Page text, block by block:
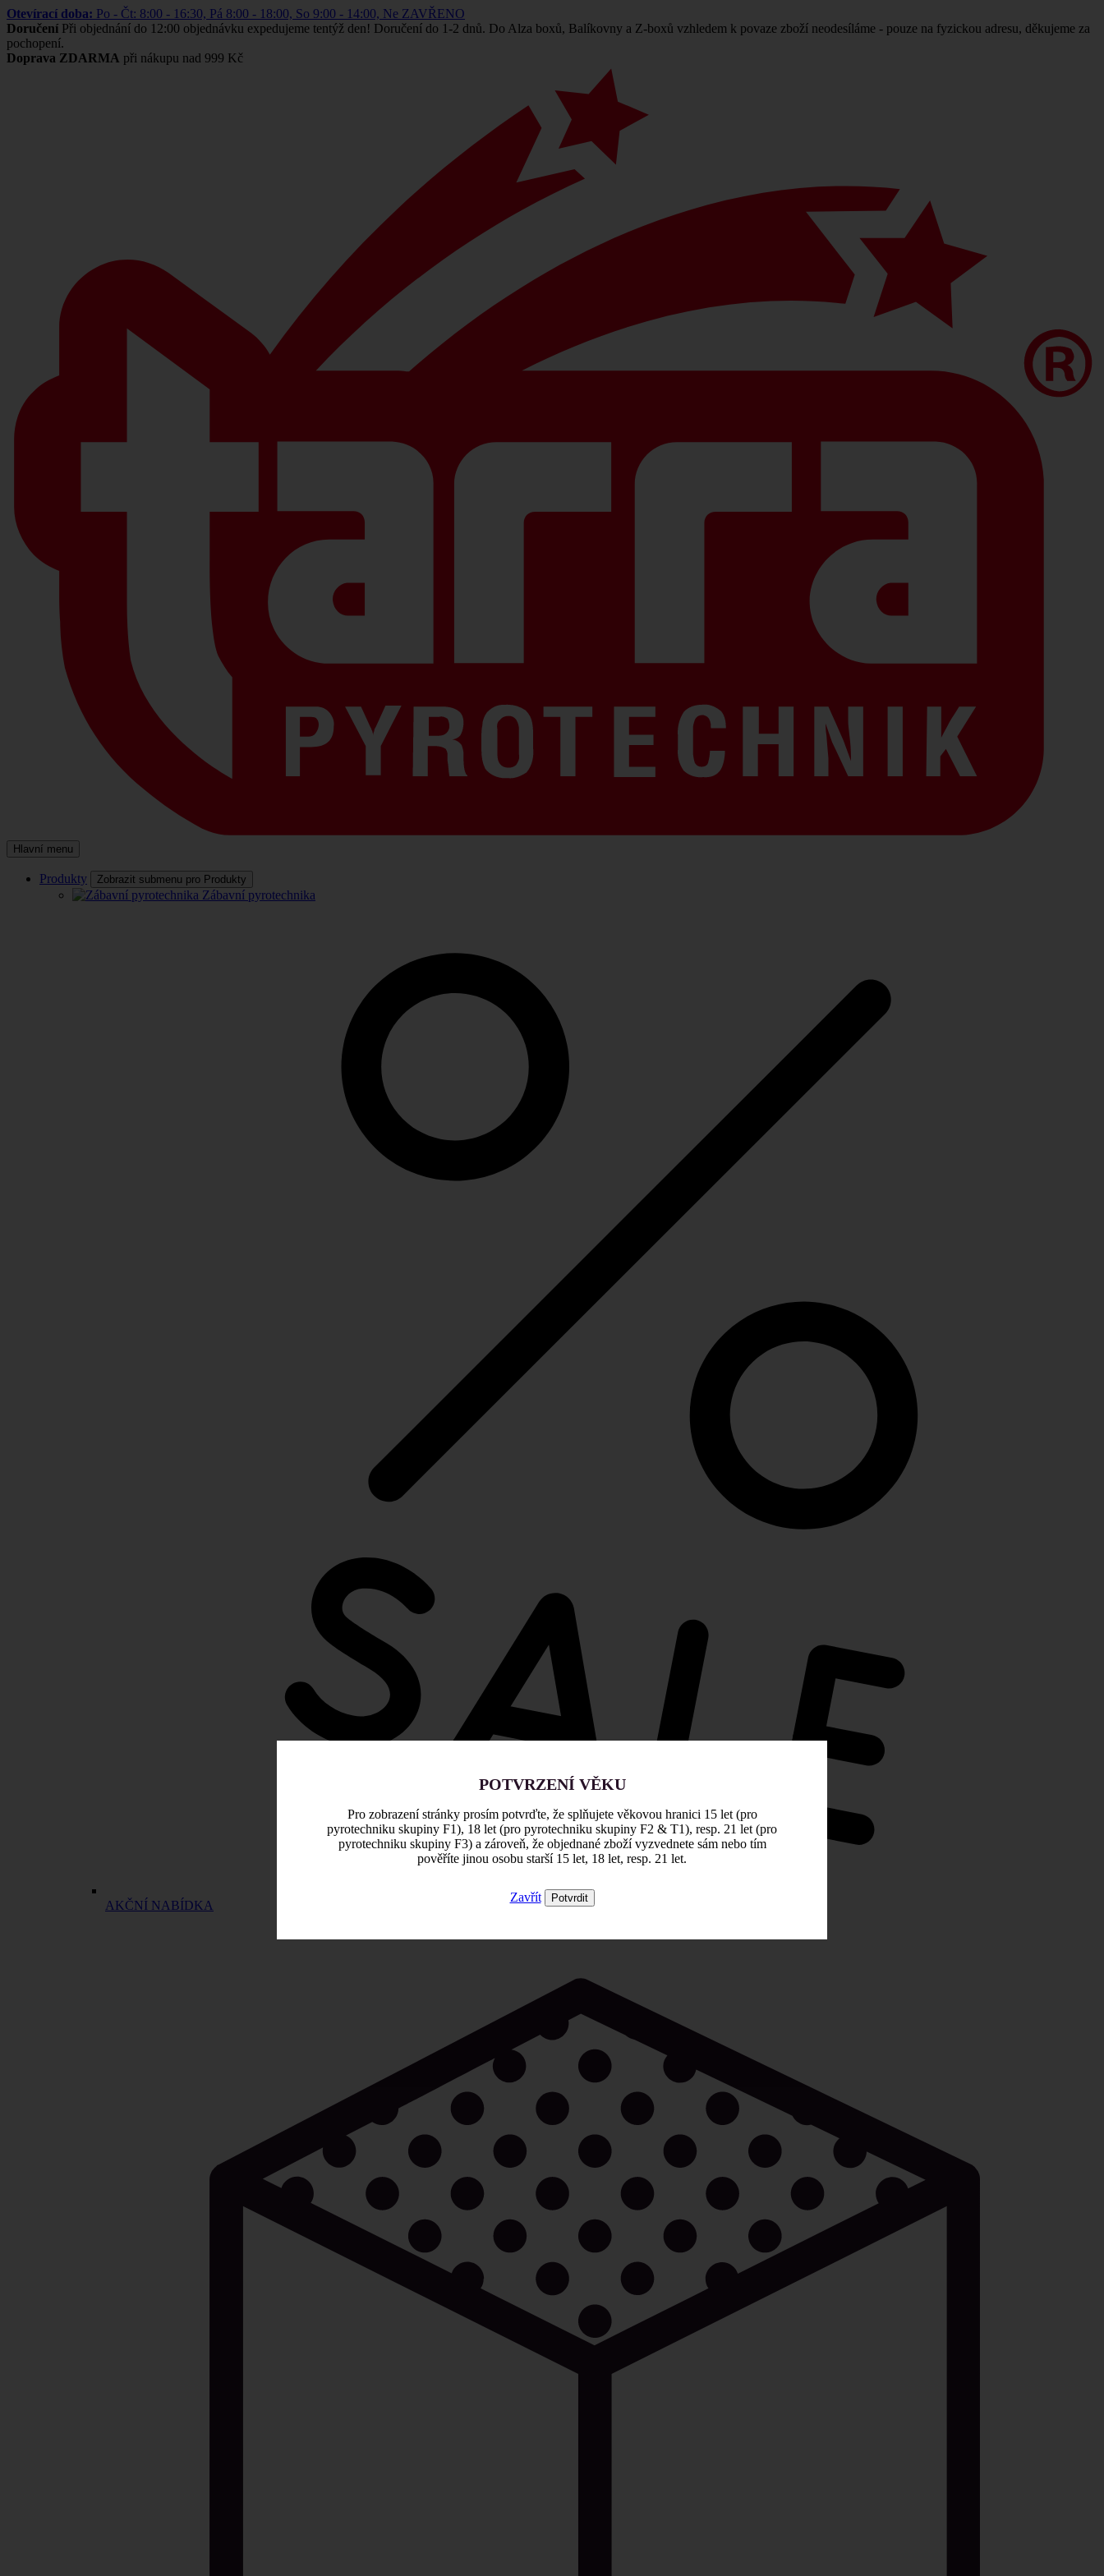
Otevírací doba: Po - Čt: 8:00 - 16:30, Pá 8:00 - 18:00, So 9:00 - 14:00, Ne ZAVŘENO
Doručení Při objednání do 12:00 objednávku expedujeme tentýž den! Doručení do 1-2 dnů. Do Alza boxů, Balíkovny a Z-boxů vzhledem k povaze zboží neodesíláme - pouze na fyzickou adresu, děkujeme za
pochopení.
Doprava ZDARMA při nákupu nad 999 Kč
Hlavní menu
Produkty Zobrazit submenu pro Produkty
Zábavní pyrotechnika
AKČNÍ NABÍDKA
POTVRZENÍ VĚKU
Pro zobrazení stránky prosím potvrďte, že splňujete věkovou hranici 15 let (pro
pyrotechniku skupiny F1), 18 let (pro pyrotechniku skupiny F2 & T1), resp. 21 let (pro
pyrotechniku skupiny F3) a zároveň, že objednané zboží vyzvednete sám nebo tím
pověříte jinou osobu starší 15 let, 18 let, resp. 21 let.
Zavřít Potvrdit